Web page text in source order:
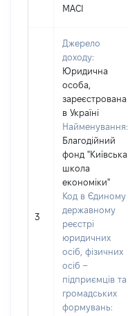
МАСІ
3
Джерело
доходу:
Юридична
особа,
зареєстрована
в Україні
Найменування:
Благодійний
фонд "Київська
школа
економіки"
Код в Єдиному
державному
реєстрі
юридичних
осіб, фізичних
осіб –
підприємців та
громадських
формувань: